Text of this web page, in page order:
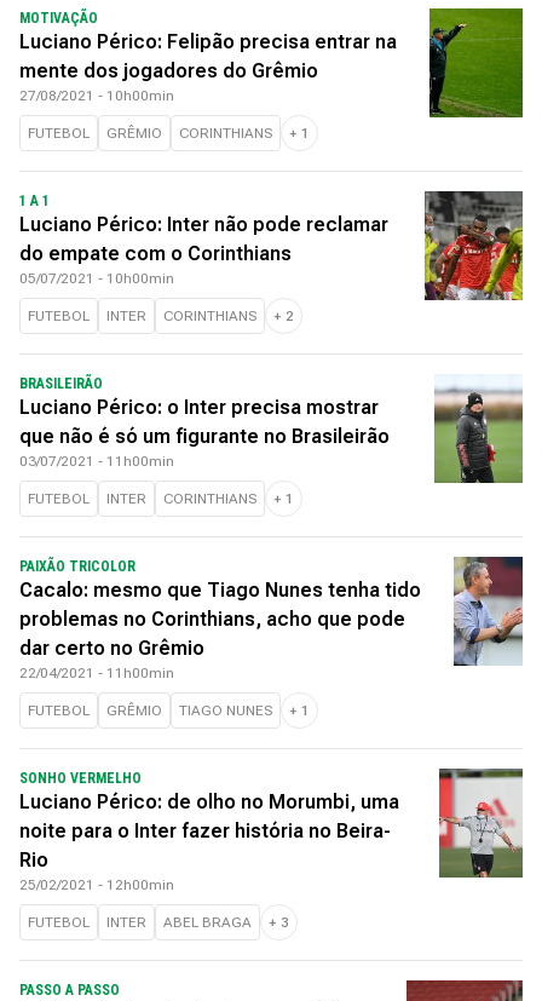
MOTIVAÇÃO
Luciano Périco: Felipão precisa entrar na
mente dos jogadores do Grêmio
27/08/2021 - 10h00min
FUTEBOL GRÊMIO CORINTHIANS + 1
1 A 1
Luciano Périco: Inter não pode reclamar
do empate com o Corinthians
05/07/2021 - 10h00min
FUTEBOL INTER CORINTHIANS + 2
BRASILEIRÃO
Luciano Périco: o Inter precisa mostrar
que não é só um figurante no Brasileirão
03/07/2021 - 11h00min
FUTEBOL INTER CORINTHIANS + 1
PAIXÃO TRICOLOR
Cacalo: mesmo que Tiago Nunes tenha tido
problemas no Corinthians, acho que pode
dar certo no Grêmio
22/04/2021 - 11h00min
FUTEBOL GRÊMIO TIAGO NUNES + 1
SONHO VERMELHO
Luciano Périco: de olho no Morumbi, uma
noite para o Inter fazer história no Beira-
Rio
25/02/2021 - 12h00min
FUTEBOL INTER ABEL BRAGA + 3
PASSO A PASSO